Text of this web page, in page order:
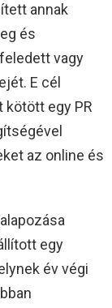
annak
és
vagy
E cél
kötött egy PR
az online és
egy
év végi